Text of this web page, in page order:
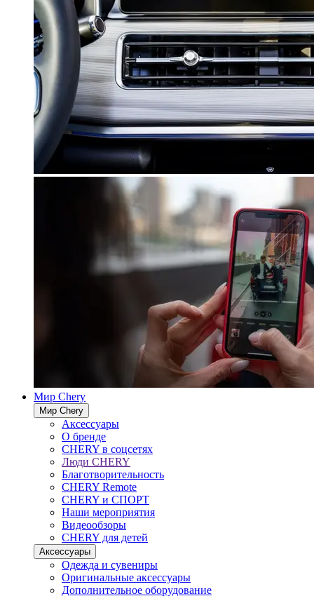
Мир Chery
Мир Chery
Аксессуары
О бренде
CHERY в соцсетях
Люди CHERY
Благотворительность
CHERY Remote
CHERY и СПОРТ
Наши мероприятия
Видеообзоры
CHERY для детей
Аксессуары
Одежда и сувениры
Оригинальные аксессуары
Дополнительное оборудование